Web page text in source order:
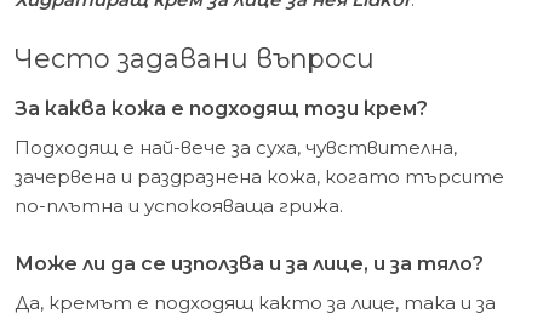
Често задавани въпроси
За каква кожа е подходящ този крем?
Подходящ е най-вече за суха, чувствителна,
зачервена и раздразнена кожа, когато търсите
по-плътна и успокояваща грижа.
Може ли да се използва и за лице, и за тяло?
Да, кремът е подходящ както за лице, така и за